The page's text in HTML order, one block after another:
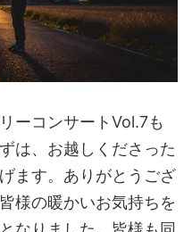
ーコンサートVol.7も
は、お越しくださった
ます。ありがとうござ
様の暖かいお気持ちを